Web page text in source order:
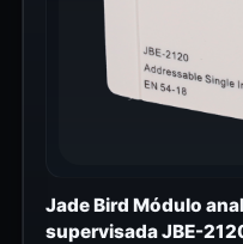
Jade Bird Módulo
supervisada JBE-